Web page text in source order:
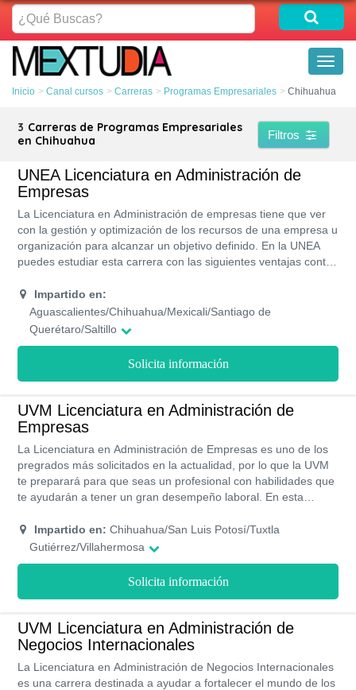
¿Qué
Buscas?
Inicio Canal cursos Carreras Programas Empresariales Chihuahua
3 Carreras de Programas Empresariales
en Chihuahua
Filtros
UNEA Licenciatura en Administración de
Empresas
La Licenciatura en Administración de empresas tiene que ver
con la gestión y optimización de los recursos de una empresa u
organización para alcanzar un objetivo definido. En la UNEA
puedes estudiar esta carrera con las siguientes ventajas contar
de la red de universidades ALIAT, sientes pasión por los
negocios, con un programa flexible porque la carrera cuenta
con modalidades de estudios que lo permite, si te ves
empresas o en la gestión de instituciones públicas.
Impartido en:
Aguascalientes/Chihuahua/Mexicali/Santiago de
Querétaro/Saltillo
Solicita información
UVM Licenciatura en Administración de
Empresas
La Licenciatura en Administración de Empresas es uno de los
pregrados más solicitados en la actualidad, por lo que la UVM
te preparará para que seas un profesional con habilidades que
te ayudarán a tener un gran desempeño laboral. En esta
administrativos que se llevan a cabo para mantener el buen
funcionamiento de una empresa, organización o negocio. Esta
es decir, podrás conseguir tu título en cuatro años y medio.
Impartido en: Chihuahua/San Luis Potosí/Tuxtla
Gutiérrez/Villahermosa
Solicita información
UVM Licenciatura en Administración de
Negocios Internacionales
La Licenciatura en Administración de Negocios Internacionales
es una carrera destinada a ayudar a fortalecer el mundo de los